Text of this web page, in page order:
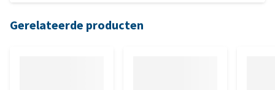
Gerelateerde producten